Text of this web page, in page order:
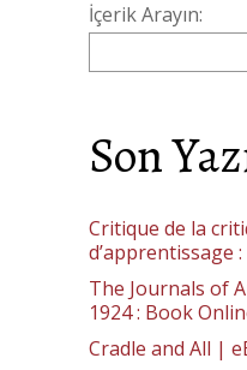
İçerik Arayın:
Son
Critique de la
d’apprentissage
The Journals of
1924 : Book
Cradle and All |